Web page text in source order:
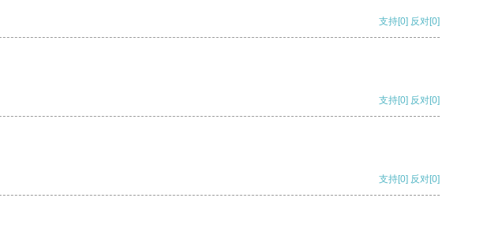
支持[0] 反对[0]
支持[0] 反对[0]
支持[0] 反对[0]